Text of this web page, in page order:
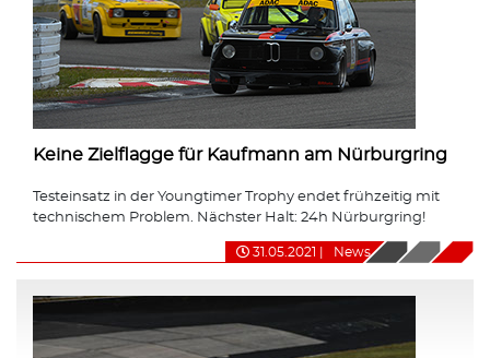
Keine Zielflagge für Kaufmann am Nürburgring
Testeinsatz in der Youngtimer Trophy endet frühzeitig mit
technischem Problem. Nächster Halt: 24h Nürburgring!
31.05.2021 News